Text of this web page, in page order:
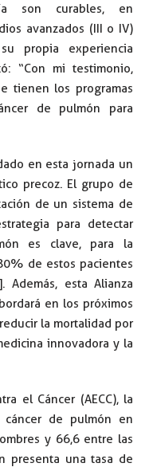
son curables, en
avanzados (III o IV)
propia experiencia
“Con mi testimonio,
tienen los programas
de pulmón para
en esta jornada un
precoz. El grupo de
de un sistema de
para detectar
es clave, para la
de estos pacientes
esta Alianza
en los próximos
la mortalidad por
innovadora y la
el Cáncer (AECC), la
de pulmón en
y 66,6 entre las
presenta una tasa de